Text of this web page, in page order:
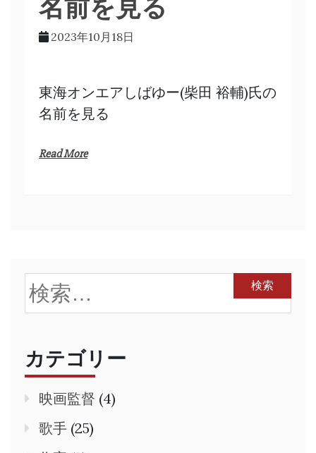
2023年10月18日
東海オンエアしばゆー(柴田 裕輔)氏の
名前を見る
Read More
検
索:
カテゴリー
映画監督 (4)
歌手 (25)